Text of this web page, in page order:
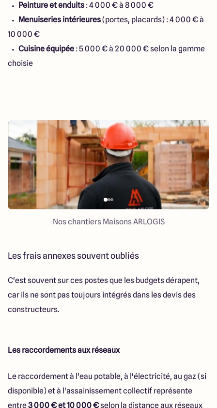
Peinture et enduits : 4 000 € à 8 000 €
Menuiseries intérieures(portes, placards) : 4 000 € à
10 000 €
Cuisine équipée : 5 000 € à 20 000 € selon la gamme
choisie
Nos chantiers Maisons ARLOGIS
Les frais annexes souvent oubliés
C'est souvent sur ces postes que les budgets dérapent,
car ils ne sont pas toujours intégrés dans les devis des
constructeurs.
Les raccordements aux réseaux
Le raccordement à l'eau potable, à l'électricité, au gaz (si
disponible) et à l'assainissement collectif représente
entre3 000 € et 10 000 €selon la distance aux réseaux